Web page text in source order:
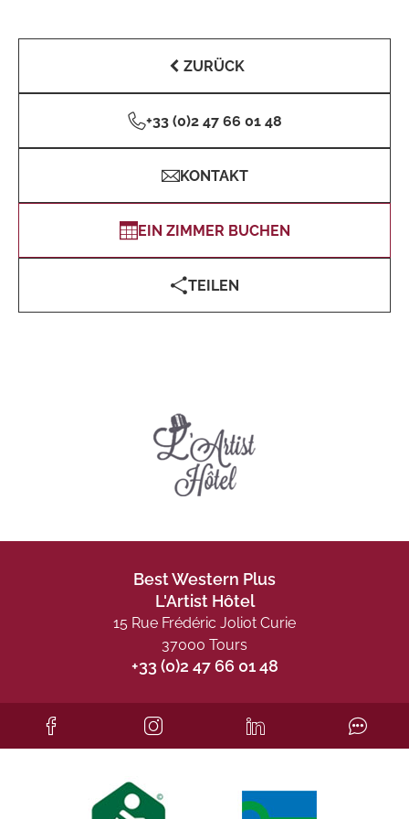
ZURÜCK
+33 (0)2 47 66 01 48
KONTAKT
EIN ZIMMER BUCHEN
TEILEN
Best Western Plus
L'Artist Hôtel
15 Rue Frédéric Joliot Curie
37000 Tours
+33 (0)2 47 66 01 48